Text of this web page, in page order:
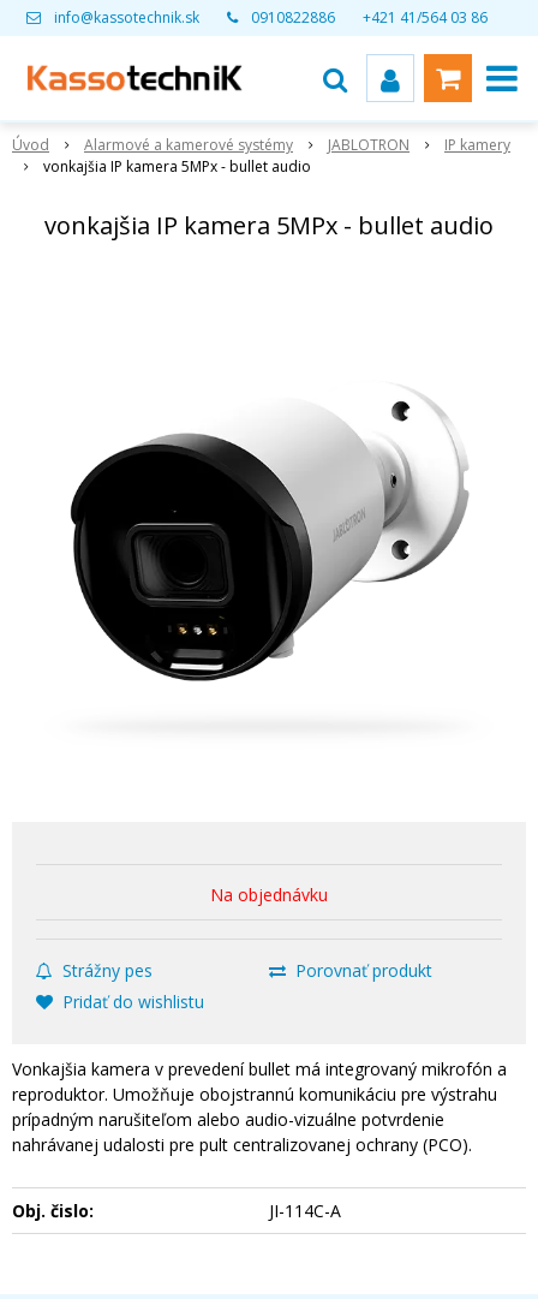
info@kassotechnik.sk 0910822886 +421 41/564 03 86
Úvod Alarmové a kamerové systémy JABLOTRON
IP kamery
vonkajšia IP kamera 5MPx - bullet audio
vonkajšia IP kamera 5MPx - bullet audio
Na objednávku
Strážny pes
Porovnať produkt
Pridať do wishlistu
Vonkajšia kamera v prevedení bullet má integrovaný mikrofón a
reproduktor. Umožňuje obojstrannú komunikáciu pre výstrahu
prípadným narušiteľom alebo audio-vizuálne potvrdenie
nahrávanej udalosti pre pult centralizovanej ochrany (PCO).
Obj. čislo: JI-114C-A